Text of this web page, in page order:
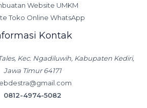
Website UMKM
Toko Online WhatsApp
Kontak
Kec. Ngadiluwih, Kabupaten Kediri,
Jawa Timur 64171
0812-4974-5082